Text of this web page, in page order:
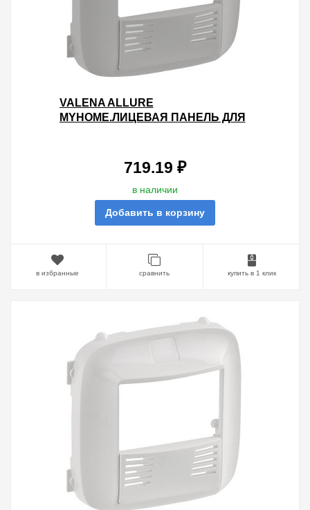
VALENA ALLURE
MYHOME.ЛИЦЕВАЯ ПАНЕЛЬ ДЛЯ
719.19 ₽
в наличии
Добавить в корзину
в избранные сравнить купить в 1 клик